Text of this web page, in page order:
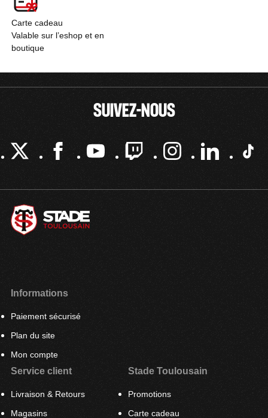
Carte cadeau
Valable sur l’eshop et en
boutique
SUIVEZ-NOUS
Informations
Paiement sécurisé
Plan du site
Mon compte
Service client
Livraison & Retours
Magasins
Stade Toulousain
Promotions
Carte cadeau